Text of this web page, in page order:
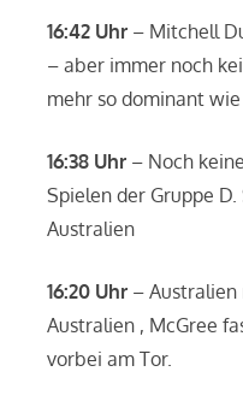
16:42 Uhr– Mitchell
– aber immer noch
mehr so dominant wie
16:38 Uhr– Noch
Spielen der Gruppe D.
Australien
16:20 Uhr– Australien
Australien , McGree
vorbei am Tor.